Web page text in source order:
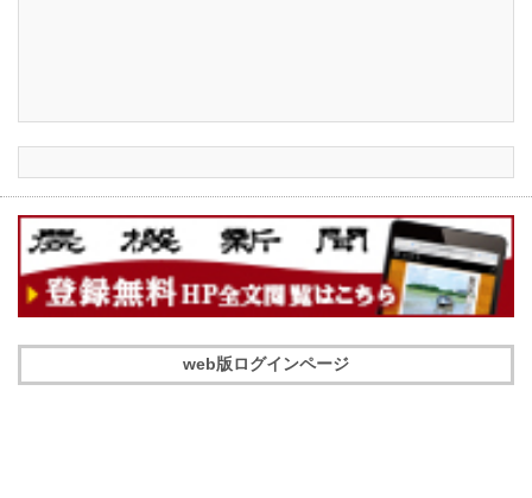
web版ログインページ